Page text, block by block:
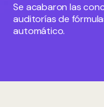
Se acabaron las
auditorías de
automático.